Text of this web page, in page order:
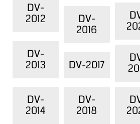
DV-
2012
DV-
2013
DV-
2014
DV-
2016
DV-2017
DV-
2018